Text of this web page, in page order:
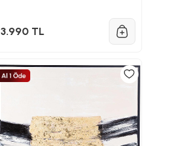
3.990 TL